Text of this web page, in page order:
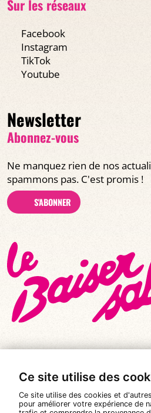
Ce site utilise des
Ce site utilise des cookies et
pour améliorer votre expérience de
Sur les réseaux
Facebook
Instagram
TikTok
Youtube
Newsletter
Abonnez-vous
Ne manquez rien de nos
spammons pas. C'est promis !
S'ABONNER
© Tous droits réservés 2026 |
Le
Mentions légales